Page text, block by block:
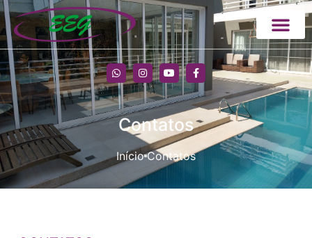
Contatos
Início Contatos